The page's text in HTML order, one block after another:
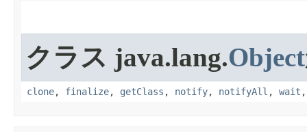
クラス java.lang.Object
clone, finalize, getClass , notify, notifyAll , wait